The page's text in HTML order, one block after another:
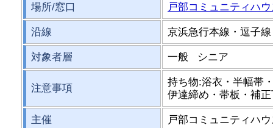
場所/窓口 戸部コミュニティハ
沿線 京浜急行本線・逗
対象者層 一般 シニア
注意事項
持ち物:浴衣・半幅帯
伊達締め・帯板・補
主催 戸部コミュニティハ